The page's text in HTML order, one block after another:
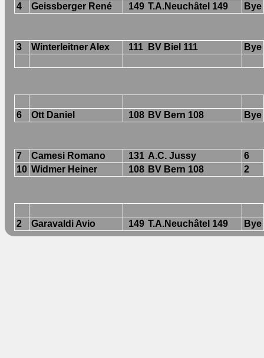
4 Geissberger René 149 T.A.Neuchâtel 149 Bye
3 Winterleitner Alex 111 BV Biel 111 Bye
6 Ott Daniel 108 BV Bern 108 Bye
7 Camesi Romano 131 A.C. Jussy
6
10 Widmer Heiner 108 BV Bern 108 2
2 Garavaldi Avio 149 T.A.Neuchâtel 149 Bye